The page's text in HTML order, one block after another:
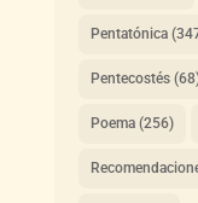
Pentatónica
Pentecostés
Poema(256)